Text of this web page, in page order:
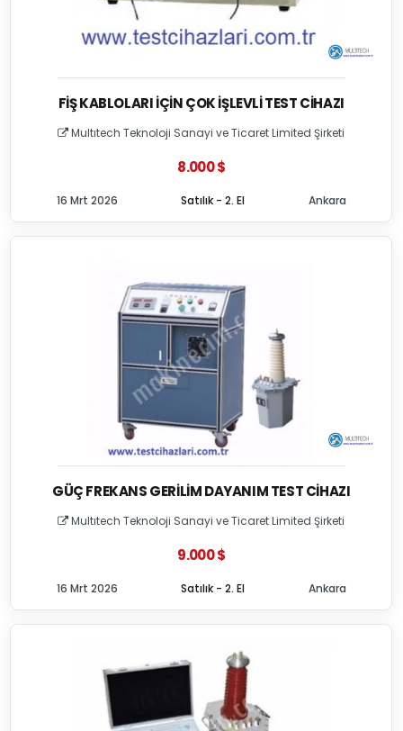
FIŞ KABLOLARI İÇIN ÇOK İŞLEVLI TEST CIHAZI
Multıtech Teknoloji Sanayi ve Ticaret Limited Şirketi
8.000 $
Satılık - 2. El
16 Mrt 2026 Ankara
GÜÇ FREKANS GERILIM DAYANIM TEST CIHAZI
Multıtech Teknoloji Sanayi ve Ticaret Limited Şirketi
9.000 $
Satılık - 2. El
16 Mrt 2026 Ankara